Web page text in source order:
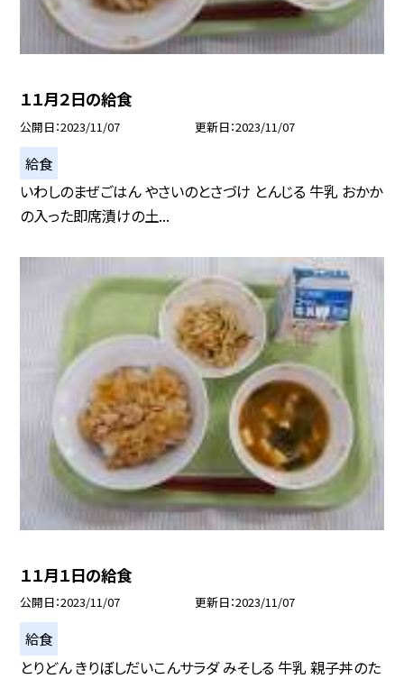
１１月２日の給食
公開日 2023/11/07 更新日 2023/11/07
給食
いわしのまぜごはん やさいのとさづけ とんじる 牛乳 おかか
の入った即席漬けの土...
１１月１日の給食
公開日 2023/11/07 更新日 2023/11/07
給食
とりどん きりぼしだいこんサラダ みそしる 牛乳 親子丼のた